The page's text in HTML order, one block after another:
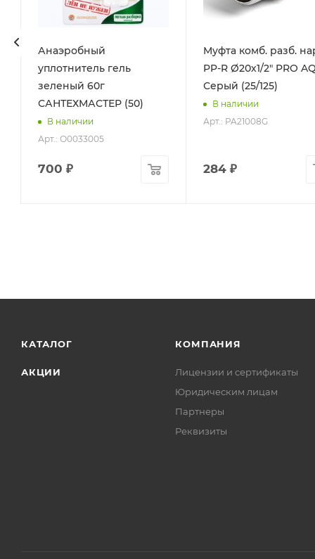
Анаэробный
уплотнитель гель
зеленый 60г
САНТЕХМАСТЕР (50)
В наличии
Арт.: О0033005
700 ₽
Муфта комб. разб.
PP-R Ø20х1/2" PRO
Серый (25/125)
В наличии
Арт.: PA21008G
284₽
КАТАЛОГ
АКЦИИ
КОМПАНИЯ
Лицензии и сертификаты
Юридическим лицам
Партнеры
Реквизиты